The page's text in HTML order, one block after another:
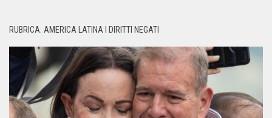
RUBRICA: AMERICA LATINA I DIRITTI NEGATI